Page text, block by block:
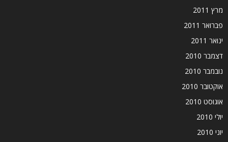
מרץ 2011
פברואר 2011
ינואר 2011
דצמבר 2010
נובמבר 2010
אוקטובר 2010
אוגוסט 2010
יולי 2010
יוני 2010